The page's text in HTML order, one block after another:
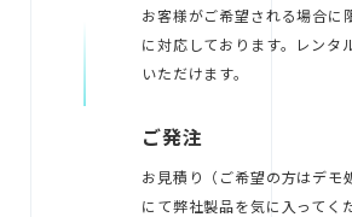
お客様がご希望される場合に
に対応しております。レンタ
いただけます。
ご発注
お見積り（ご希望の方はデモ
にて弊社製品を気に入ってく